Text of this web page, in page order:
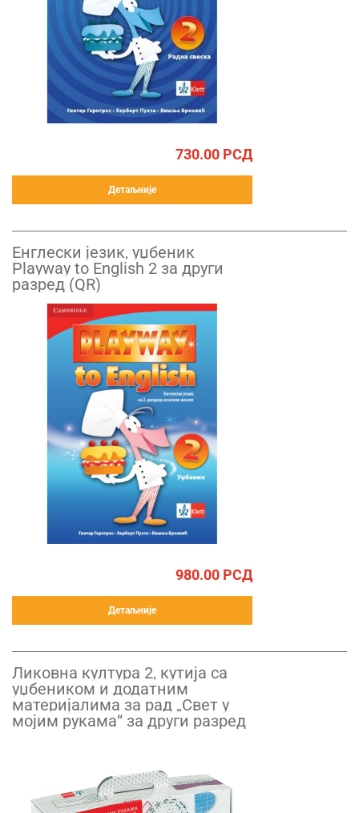
730.00 РСД
Детаљније
Енглески језик, уџбеник
Playway to English 2 за други
разред (QR)
980.00 РСД
Детаљније
Ликовна култура 2, кутија са
уџбеником и додатним
материјалима за рад „Свет у
мојим рукама“ за други разред